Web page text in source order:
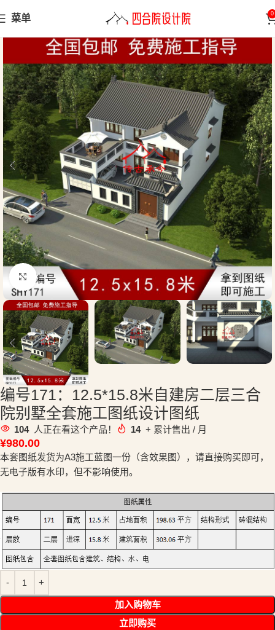
菜单 0
首页 中式别墅
点击放大
编号171：12.5*15.8米自建房二层三合
院别墅全套施工图纸设计图纸
104 人正在看这个产品！ 14 + 累计售出 / 月
¥980.00
本套图纸发货为A3施工蓝图一份（含效果图），请直接购买即可，
无电子版有水印，但不影响使用。
加入购物车
立即购买